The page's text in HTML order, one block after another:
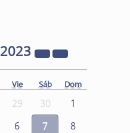
2023
Vie Sáb Dom
29 30
1
6 7
8